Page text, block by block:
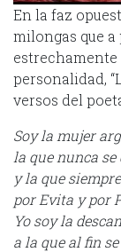
En la faz
milongas que
personalidad,
versos del
Soy la mujer
la que nunca se
y la que
por Evita y por
Yo soy la
a la que al fin